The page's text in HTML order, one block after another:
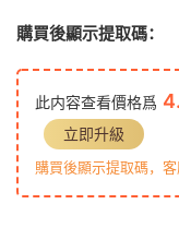
購買後顯示提取碼：
此内容查看價格爲
立即升級
購買後顯示提取碼，